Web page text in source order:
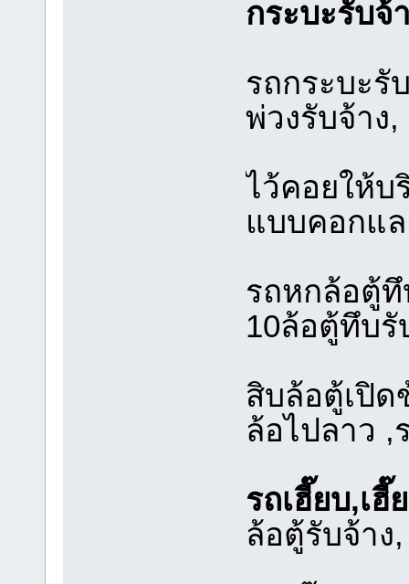
กระบะรับจ้
รถกระบะรั
พ่วงรับจ้าง,
ไว้คอยให้บ
แบบคอกแ
รถหกล้อตู้ทึ
10ล้อตู้ทึบรั
สิบล้อตู้เปิด
ล้อไปลาว ,
รถเฮี๊ยบ,เฮี๊
ล้อตู้รับจ้าง,